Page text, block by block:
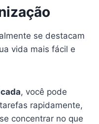
se destacam
vida mais fácil e
, você pode
rapidamente,
concentrar no que